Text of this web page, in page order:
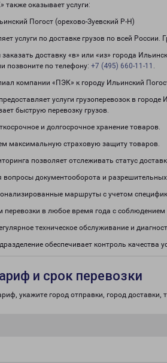
также оказывает услуги:
Погост (орехово-Зуевский Р-Н)
услуги по доставке грузов по всей
доставку «в» или «из» города
позвоните по телефону: +7 (495) 660-11-11 .
компании «ПЭК» к городу Ильинский
услуги грузоперевозок в
быструю перевозку грузов.
и долгосрочное хранение товаров.
максимальную страховую защиту товаров.
позволяет отслеживать статус
вопросы документооборота и
маршруты с учетом
перевозки в любое время года с соблюдением
техническое обслуживание и
обеспечивает контроль
и срок перевозки
укажите город отправки, город доставки,